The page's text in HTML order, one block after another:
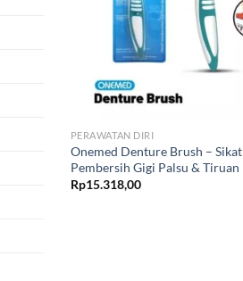
PERAWATAN DIRI
Onemed Denture Brush – Sikat
Pembersih Gigi Palsu & Tiruan
Rp15.318,00